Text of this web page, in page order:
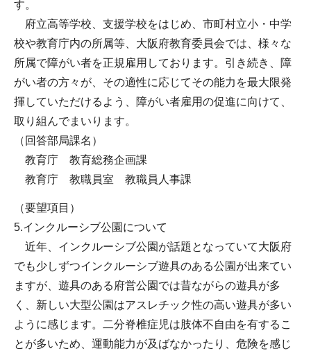
す。
府立高等学校、支援学校をはじめ、市町村立小・中学
校や教育庁内の所属等、大阪府教育委員会では、様々な
所属で障がい者を正規雇用しております。引き続き、障
がい者の方々が、その適性に応じてその能力を最大限発
揮していただけるよう、障がい者雇用の促進に向けて、
取り組んでまいります。
（回答部局課名）
教育庁 教育総務企画課
教育庁 教職員室 教職員人事課
（要望項目）
5.インクルーシブ公園について
近年、インクルーシブ公園が話題となっていて大阪府
でも少しずつインクルーシブ遊具のある公園が出来てい
ますが、遊具のある府営公園では昔ながらの遊具が多
く、新しい大型公園はアスレチック性の高い遊具が多い
ように感じます。二分脊椎症児は肢体不自由を有するこ
とが多いため、運動能力が及ばなかったり、危険を感じ